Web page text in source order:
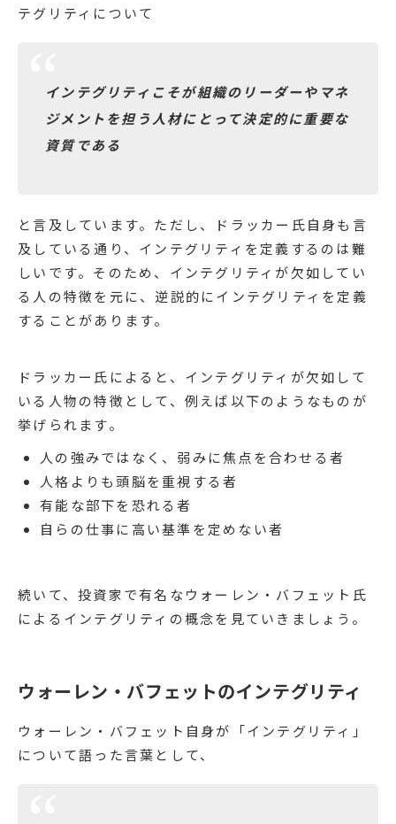
テグリティについて
インテグリティこそが組織のリーダーやマネ
ジメントを担う人材にとって決定的に重要な
資質である
と言及しています。ただし、ドラッカー氏自身も言
及している通り、インテグリティを定義するのは難
しいです。そのため、インテグリティが欠如してい
る人の特徴を元に、逆説的にインテグリティを定義
することがあります。
ドラッカー氏によると、インテグリティが欠如して
いる人物の特徴として、例えば以下のようなものが
挙げられます。
人の強みではなく、弱みに焦点を合わせる者
人格よりも頭脳を重視する者
有能な部下を恐れる者
自らの仕事に高い基準を定めない者
続いて、投資家で有名なウォーレン・バフェット氏
によるインテグリティの概念を見ていきましょう。
ウォーレン・バフェットのインテグリティ
ウォーレン・バフェット自身が「インテグリティ」
について語った言葉として、